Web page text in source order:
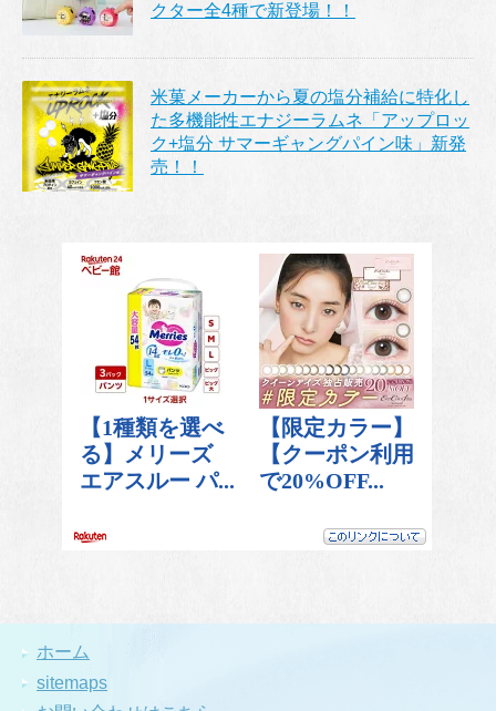
クター全4種で新登場！！
米菓メーカーから夏の塩分補給に特化し
た多機能性エナジーラムネ「アップロッ
ク+塩分 サマーギャングパイン味」新発
売！！
ホーム
sitemaps